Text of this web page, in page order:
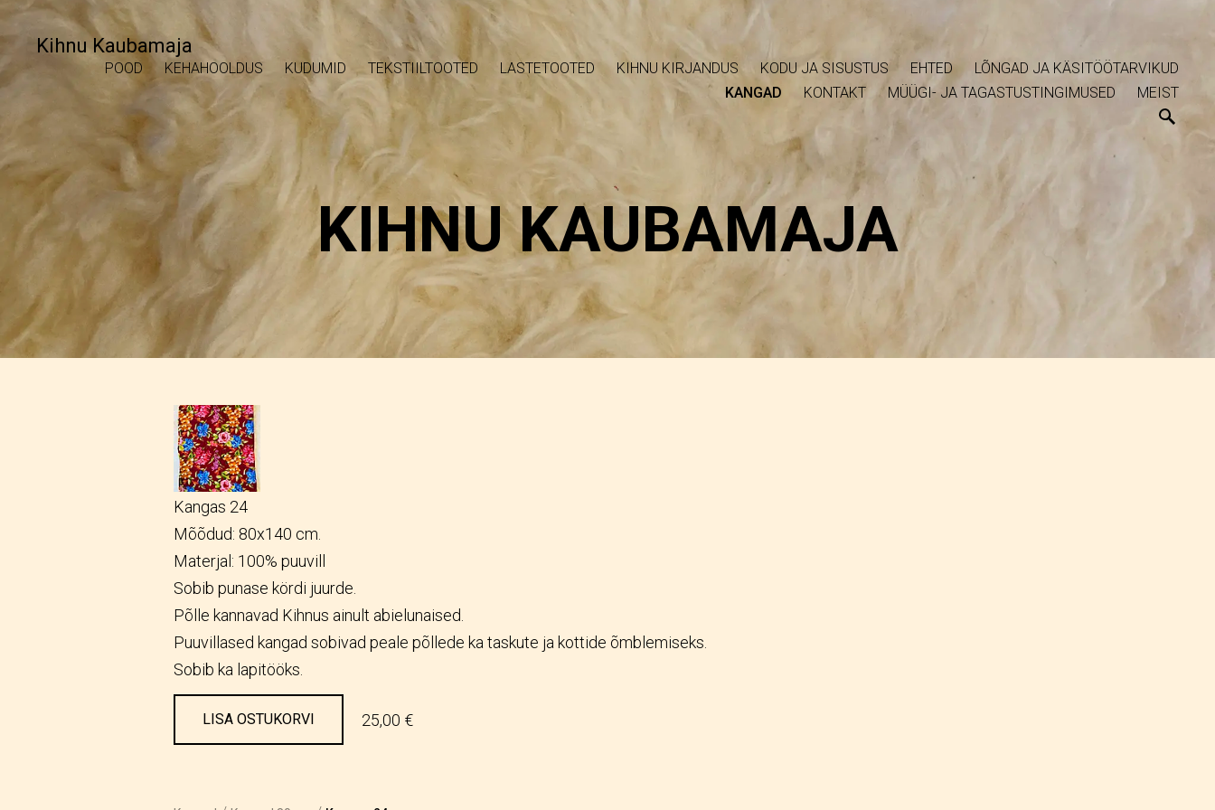
Kihnu Kaubamaja
POOD KEHAHOOLDUS KUDUMID TEKSTIILTOOTED LASTETOOTED KIHNU KIRJANDUS KODU JA SISUSTUS EHTED
LÕNGAD JA KÄSITÖÖTARVIKUD
KANGAD
KONTAKT MÜÜGI- JA TAGASTUSTINGIMUSED MEIST
KIHNU KAUBAMAJA
Kangas 24
Mõõdud: 80x140 cm.
Materjal: 100% puuvill
Sobib punase kördi juurde.
Põlle kannavad Kihnus ainult abielunaised.
Puuvillased kangad sobivad peale põllede ka taskute ja kottide õmblemiseks.
Sobib ka lapitööks.
LISA OSTUKORVI 25,00 €